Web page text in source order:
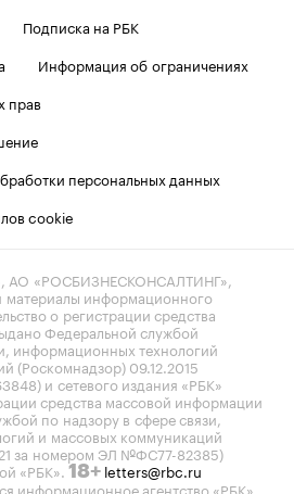
Подписка на РБК
Информация об ограничениях
прав
персональных данных
cookie
«РОСБИЗНЕСКОНСАЛТИНГ»,
информационного
о регистрации средства
Федеральной службой
информационных технологий
(Роскомнадзор) 09.12.2015
и сетевого издания «РБК»
средства массовой информации
по надзору в сфере связи,
и массовых коммуникаций
за номером ЭЛ №ФС77-82385)
«РБК». 18+ letters@rbc.ru
информационное агентство «РБК».